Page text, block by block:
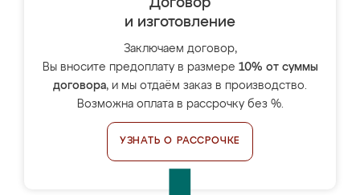
Договор
и изготовление
Заключаем договор,
Вы вносите предоплату в размере 10% от суммы
договора, и мы отдаём заказ в производство.
Возможна оплата в рассрочку без %.
УЗНАТЬ О РАССРОЧКЕ